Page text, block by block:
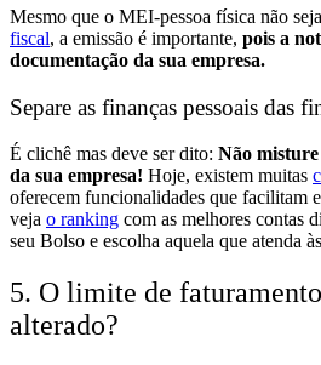
Mesmo que o MEI-pessoa física não
fiscal, a emissão é importante, pois a
documentação da sua empresa.
Separe as finanças pessoais das
É clichê mas deve ser dito: Não misture
da sua empresa! Hoje, existem muitas
oferecem funcionalidades que facilitam
veja o ranking com as melhores contas
seu Bolso e escolha aquela que atenda
5. O limite de
alterado?